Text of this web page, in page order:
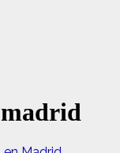
madrid